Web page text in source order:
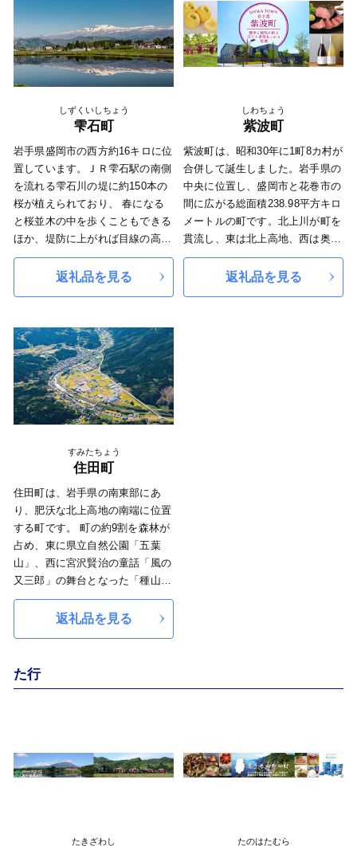
る桜並木の他にも約150種の様々
なさくらが展勝地一帯に1万本あ
ると言われ、4月中旬頃に咲き始
めるソメイヨシノから5月上旬の
はアジサイ並木、秋には紅葉、冬
策を楽しめます。 ダイナミック
で力強い舞踏、郷土芸能「鬼剣
舞」 多くの民俗芸能が伝承され
ている北上市において、最も高い
人気を誇るのが「鬼剣舞（おにけ
んばい）」。その起源は1300年前
までさかのぼり、大宝年間（701
～704）山伏・役行者が天下泰
平・五穀豊穣・万民繁栄を願って
ウトドア施設も充実しています。
産業としてはふるさと納税返礼品
にも登場している養鶏を中心とし
た第一次産業が盛んな一方、工業
しずくいしちょう
雫石町
岩手県盛岡市の西方約16キロに位
置しています。ＪＲ雫石駅の南側
を流れる雫石川の堤に約150本の
桜が植えられており、 春になる
と桜並木の中を歩くこともできる
ほか、堤防に上がれば目線の高さ
で桜を楽しむことができます。
全国的にも珍しい緑色の湯が湧く
現れる鹿倉橋（しかくらばし）か
らは、秋になると、眼下に流れる
沢ぞいに赤や黄色やオレンジに
色づいた山々が広がります。
返礼品を見る
しわちょう
紫波町
紫波町は、昭和30年に1町8カ村が
合併して誕生しました。岩手県の
中央に位置し、盛岡市と花巻市の
間に広がる総面積238.98平方キロ
メートルの町です。北上川が町を
貫流し、東は北上高地、西は奥羽
山脈まで続きます。国道4号をは
じめとする幹線道路やインターチ
返礼品を見る
すみたちょう
住田町
住田町は、岩手県の南東部にあ
り、肥沃な北上高地の南端に位置
する町です。 町の約9割を森林が
占め、東に県立自然公園「五葉
山」、西に宮沢賢治の童話「風の
又三郎」の舞台となった「種山ケ
原」を望み、町の中央にはアユや
ヤマメなど淡水魚の宝庫として知
られる「気仙川」が流れ、豊かな
す。 豊富な資源を背景に、木質
バイオマスエネルギーの導入や森
日本一のまちづくり〟に取り組ん
でいます。 のびのびと、おおら
返礼品を見る
た行
たきざわし たのはたむら